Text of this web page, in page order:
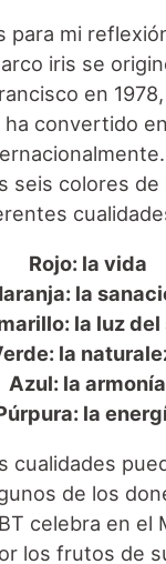
para mi
iris se
en
ha convertido
seis colores de
Rojo: la vida
la
la luz del
la
Azul: la armonía
la
cualidades
de los
celebra en el
los frutos de